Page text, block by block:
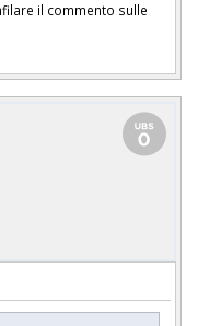
il commento sulle